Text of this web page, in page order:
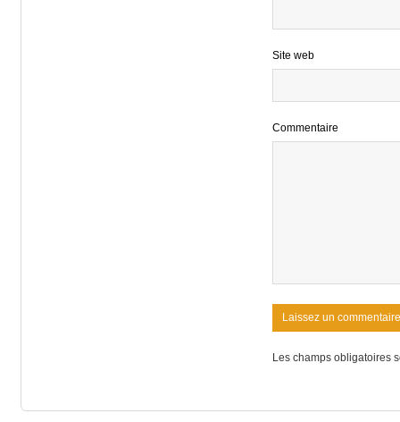
Site web
Commentaire
Les champs obligatoires